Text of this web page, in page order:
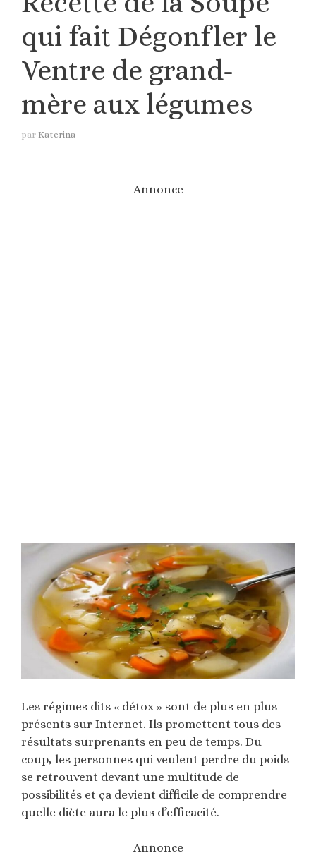
qui fait Dégonfler le
Ventre de grand-
mère aux légumes
par Katerina
Annonce
Les régimes dits « détox » sont de plus en plus
présents sur Internet. Ils promettent tous des
résultats surprenants en peu de temps. Du
coup, les personnes qui veulent perdre du poids
se retrouvent devant une multitude de
possibilités et ça devient difficile de comprendre
quelle diète aura le plus d’efficacité.
Annonce